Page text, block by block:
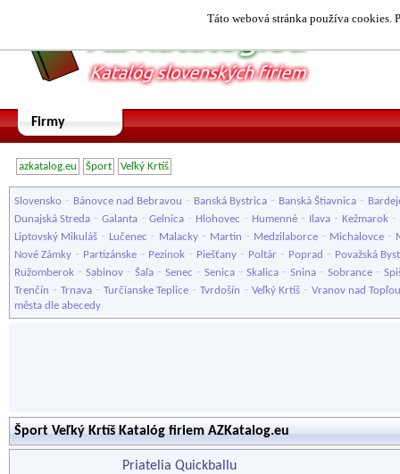
Táto webová stránka používa cookies.
Firmy
azkatalog.eu Šport Veľký Krtíš
Slovensko - Bánovce nad Bebravou - Banská Bystrica - Banská Štiavnica -
Dunajská Streda - Galanta - Gelnica - Hlohovec - Humenné - Ilava - Kežmarok -
Liptovský Mikuláš - Lučenec - Malacky - Martin - Medzilaborce - Michalovce -
Nové Zámky - Partizánske - Pezinok - Piešťany - Poltár - Poprad - Považská
Ružomberok - Sabinov - Šaľa - Senec - Senica - Skalica - Snina - Sobrance -
Trenčín - Trnava - Turčianske Teplice - Tvrdošín - Veľký Krtíš - Vranov nad Topľou
města dle abecedy
Šport Veľký Krtíš Katalóg firiem AZKatalog.eu
Priatelia Quickballu